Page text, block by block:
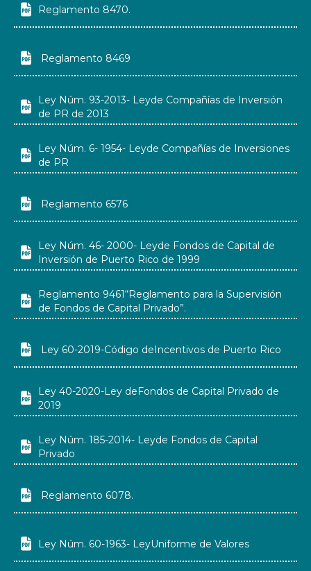
 Reglamento 8470.
 Reglamento 8469

Ley Núm. 93-2013- Leyde Compañías de Inversión
de PR de 2013

Ley Núm. 6- 1954- Leyde Compañías de Inversiones
de PR
 Reglamento 6576

Ley Núm. 46- 2000- Leyde Fondos de Capital de
Inversión de Puerto Rico de 1999

Reglamento 9461“Reglamento para la Supervisión
de Fondos de Capital Privado”.
 Ley 60-2019-Código deIncentivos de Puerto Rico

Ley 40-2020-Ley deFondos de Capital Privado de
2019

Ley Núm. 185-2014- Leyde Fondos de Capital
Privado
 Reglamento 6078.
 Ley Núm. 60-1963- LeyUniforme de Valores